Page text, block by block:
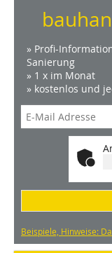
» Profi-
Sanierung
» 1 x im Monat
» kostenlos und
Beispiele, Hinweise: